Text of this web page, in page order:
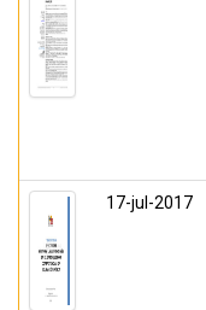
17-jul-2017